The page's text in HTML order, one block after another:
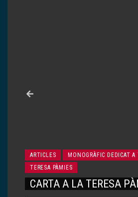
ARTICLES
MONOGRÀFIC DEDICAT A
TERESA PÀMIES
CARTA A LA TERESA